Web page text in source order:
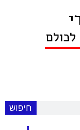
חיפוש